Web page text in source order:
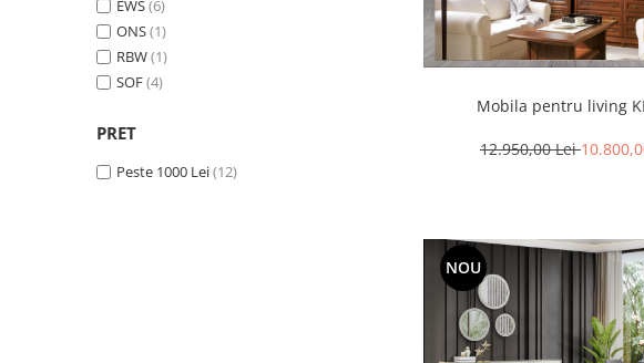
EWS(6)
ONS(1)
RBW(1)
SOF(4)
PRET
Peste 1000 Lei(12)
Mobila pentru living
12.950,00 Lei
NOU